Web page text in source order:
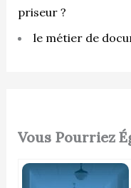
priseur ?
le métier de
Vous Pourriez